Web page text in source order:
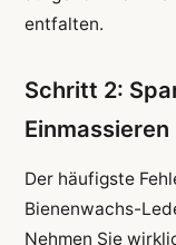
entfalten.
Schritt 2:
Einmassieren
Der häufigste
Bienenwachs-
Nehmen Sie